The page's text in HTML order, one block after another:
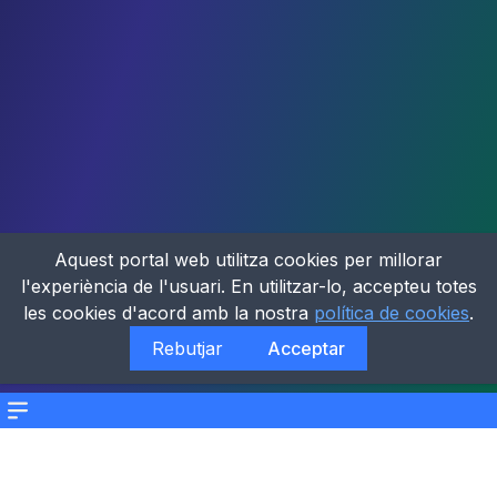
Menu
Aquest portal web utilitza cookies per millorar
l'experiència de l'usuari. En utilitzar-lo, accepteu totes
les cookies d'acord amb la nostra política de cookies.
Rebutjar
Acceptar